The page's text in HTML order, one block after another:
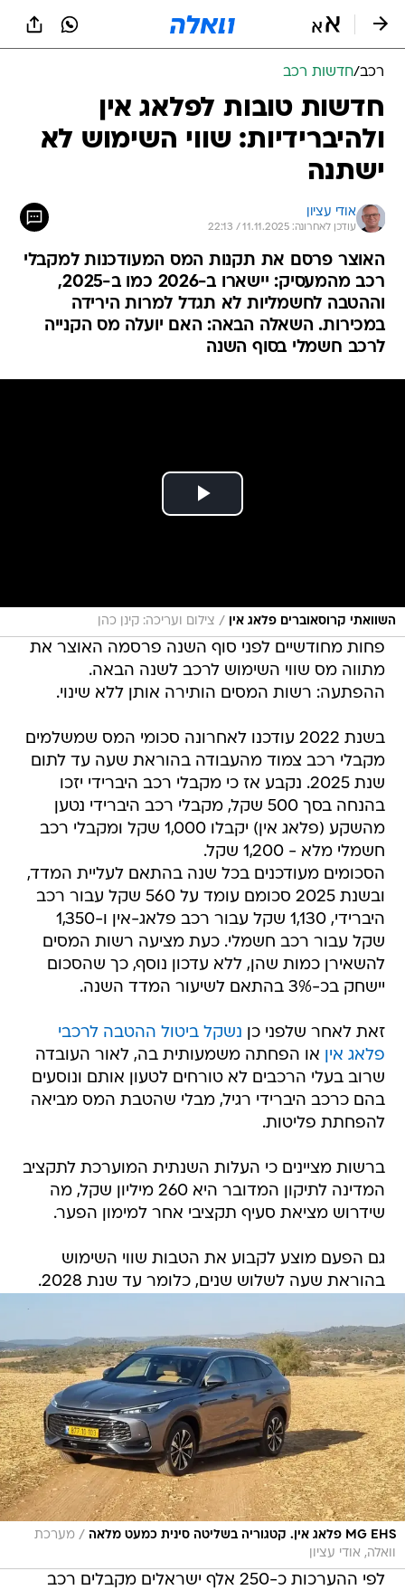
רכב/חדשות רכב
חדשות טובות לפלאג אין
ולהיברידיות: שווי השימוש לא
ישתנה
אודי עציון
עודכן לאחרונה: 11.11.2025 / 22:13
האוצר פרסם את תקנות המס המעודכנות למקבלי
רכב מהמעסיק: יישארו ב-2026 כמו ב-2025,
וההטבה לחשמליות לא תגדל למרות הירידה
במכירות. השאלה הבאה: האם יועלה מס הקנייה
לרכב חשמלי בסוף השנה
השוואתי קרוסאוברים פלאג אין / צילום ועריכה: קינן כהן
פחות מחודשיים לפני סוף השנה פרסמה האוצר את
מתווה מס שווי השימוש לרכב לשנה הבאה.
ההפתעה: רשות המסים הותירה אותן ללא שינוי.
בשנת 2022 עודכנו לאחרונה סכומי המס שמשלמים
מקבלי רכב צמוד מהעבודה בהוראת שעה עד לתום
שנת 2025. נקבע אז כי מקבלי רכב היברידי יזכו
בהנחה בסך 500 שקל, מקבלי רכב היברידי נטען
מהשקע (פלאג אין) יקבלו 1,000 שקל ומקבלי רכב
חשמלי מלא - 1,200 שקל.
הסכומים מעודכנים בכל שנה בהתאם לעליית המדד,
ובשנת 2025 סכומם עומד על 560 שקל עבור רכב
היברידי, 1,130 שקל עבור רכב פלאג-אין ו-1,350
שקל עבור רכב חשמלי. כעת מציעה רשות המסים
להשאירן כמות שהן, ללא עדכון נוסף, כך שהסכום
יישחק בכ-3% בהתאם לשיעור המדד השנה.
זאת לאחר שלפני כן נשקל ביטול ההטבה לרכבי
פלאג אין או הפחתה משמעותית בה, לאור העובדה
שרוב בעלי הרכבים לא טורחים לטעון אותם ונוסעים
בהם כרכב היברידי רגיל, מבלי שהטבת המס מביאה
להפחתת פליטות.
ברשות מציינים כי העלות השנתית המוערכת לתקציב
המדינה לתיקון המדובר היא 260 מיליון שקל, מה
שידרוש מציאת סעיף תקציבי אחר למימון הפער.
גם הפעם מוצע לקבוע את הטבות שווי השימוש
בהוראת שעה לשלוש שנים, כלומר עד שנת 2028.
MG EHS פלאג אין. קטגוריה בשליטה סינית כמעט מלאה / מערכת
וואלה, אודי עציון
לפי ההערכות כ-250 אלף ישראלים מקבלים רכב